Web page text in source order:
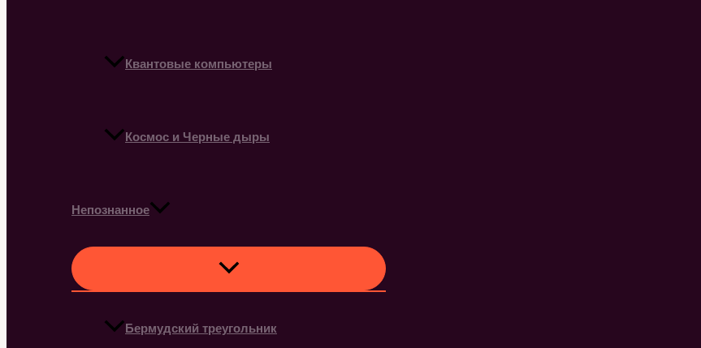
Квантовые компьютеры
Космос и Черные дыры
Непознанное
Бермудский треугольник